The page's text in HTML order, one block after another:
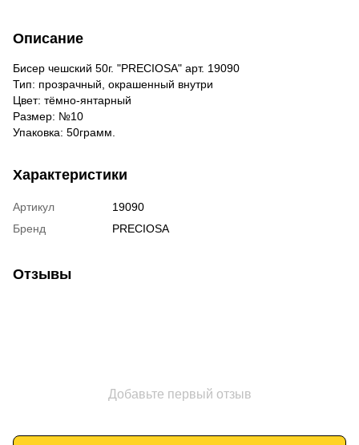
Описание
Бисер чешский 50г. "PRECIOSA" арт. 19090
Тип: прозрачный, окрашенный внутри
Цвет: тёмно-янтарный
Размер: №10
Упаковка: 50грамм.
Характеристики
Артикул
19090
Бренд
PRECIOSA
Отзывы
Добавьте первый отзыв